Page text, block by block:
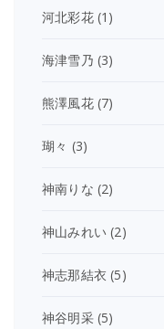
河北彩花(1)
海津雪乃 (3)
熊澤風花(7)
瑚々 (3)
神南りな (2)
神山みれい (2)
神志那結衣 (5)
神谷明采(5)